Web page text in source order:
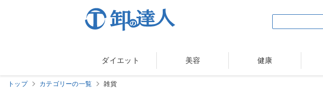
ダイエット 美容 健康
トップ カテゴリーの一覧 雑貨